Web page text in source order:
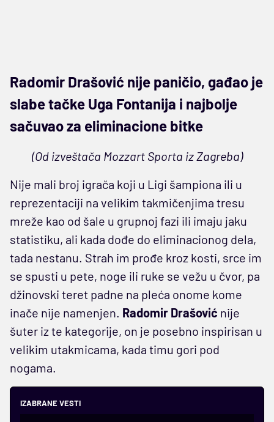
Radomir Drašović nije paničio, gađao je
slabe tačke Uga Fontanija i najbolje
sačuvao za eliminacione bitke
(Od izveštača Mozzart Sporta iz Zagreba)
Nije mali broj igrača koji u Ligi šampiona ili u
reprezentaciji na velikim takmičenjima tresu
mreže kao od šale u grupnoj fazi ili imaju jaku
statistiku, ali kada dođe do eliminacionog dela,
tada nestanu. Strah im prođe kroz kosti, srce im
se spusti u pete, noge ili ruke se vežu u čvor, pa
džinovski teret padne na pleća onome kome
inače nije namenjen. Radomir Drašović nije
šuter iz te kategorije, on je posebno inspirisan u
velikim utakmicama, kada timu gori pod
nogama.
IZABRANE VESTI